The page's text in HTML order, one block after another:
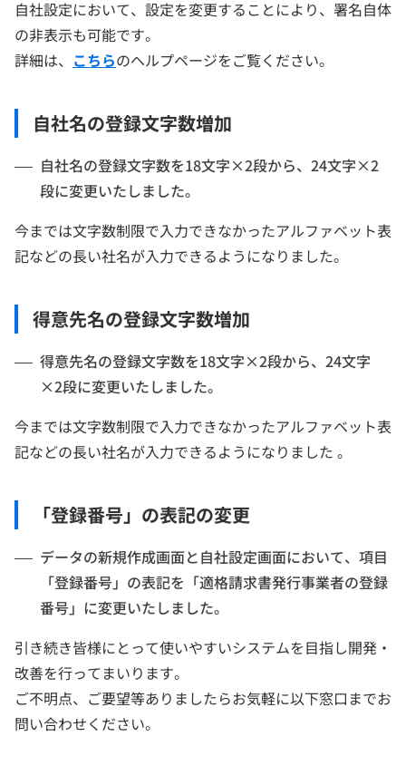
自社設定において、設定を変更することにより、署名自体
の非表示も可能です。
詳細は、 こちらのヘルプページをご覧ください。
自社名の登録文字数増加
自社名の登録文字数を18文字×2段から、24文字×2
段に変更いたしました。
今までは文字数制限で入力できなかったアルファベット表
記などの長い社名が入力できるようになりました。
得意先名の登録文字数増加
得意先名の登録文字数を18文字×2段から、24文字
×2段に変更いたしました。
今までは文字数制限で入力できなかったアルファベット表
記などの長い社名が入力できるようになりました 。
「登録番号」の表記の変更
データの新規作成画面と自社設定画面において、項目
「登録番号」の表記を「適格請求書発行事業者の登録
番号」に変更いたしました。
引き続き皆様にとって使いやすいシステムを目指し開発・
改善を行ってまいります。
ご不明点、ご要望等ありましたらお気軽に以下窓口までお
問い合わせください。